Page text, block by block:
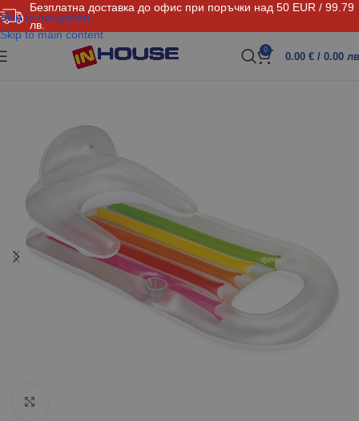
Безплатна доставка до офис при поръчки над 50 EUR / 99.79
лв.
Skip to navigation
Skip to main content
0
0.00 € / 0.00